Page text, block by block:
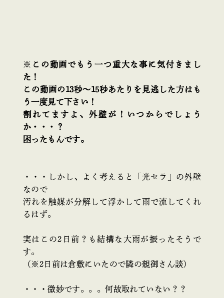
※ この動画でもう一つ重大な事に気付きまし
た！
この動画の13秒～15秒あたりを見逃した方はも
う一度見て下さい！
割れてますよ、外壁が！いつからでしょう
か・・・？
困ったもんです。
・・・しかし、よく考えると「光セラ」の外壁
なので
汚れを触媒が分解して浮かして雨で流してくれ
るはず。
実はこの2日前？も結構な大雨が振ったそうで
す。
（※2日前は倉敷にいたので隣の親御さん談）
・・・微妙です。。。何故取れていない？？